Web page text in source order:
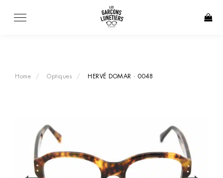
Home Optiques HERVÉ DOMAR · 0048